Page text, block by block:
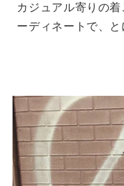
カジュアル寄りの
ーディネートで、